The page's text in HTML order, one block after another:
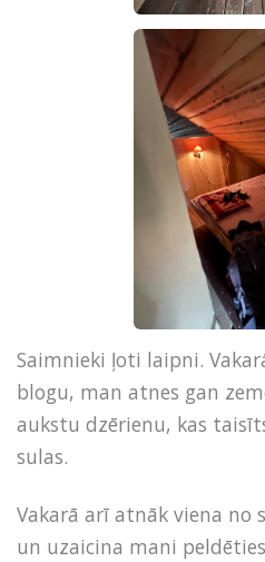
Saimnieki ļoti laipni.
blogu, man atnes gan
aukstu dzērienu, kas
sulas.
Vakarā arī atnāk viena
un uzaicina mani